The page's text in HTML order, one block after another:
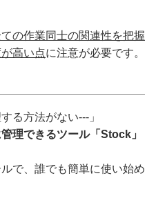
の作業同士の関連性を把握
高い点に注意が必要です。
る方法がない---」
理できるツール「Stock」
で、誰でも簡単に使い始め